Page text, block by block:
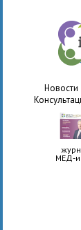
Новости
МЕД-